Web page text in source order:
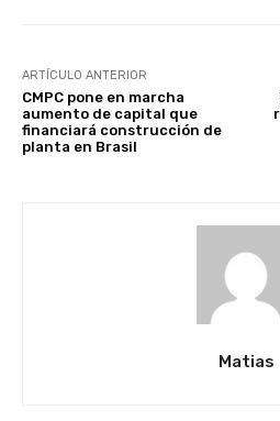
ARTÍCULO ANTERIOR
CMPC pone en marcha
aumento de capital que
financiará construcción de
planta en Brasil
Matias